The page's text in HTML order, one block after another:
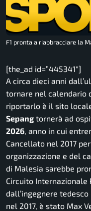
F1 pronta a riabbracciare la
[the_ad id=”445341″]
A circa dieci anni
tornare nel calendario
riportarlo è il sito
Sepang tornerà ad
2026 , anno in cui
Cancellato nel 2017
organizzazione e del
di Malesia sarebbe
Circuito Internazionale
dall’ingegnere
nel 2017, è stato Max